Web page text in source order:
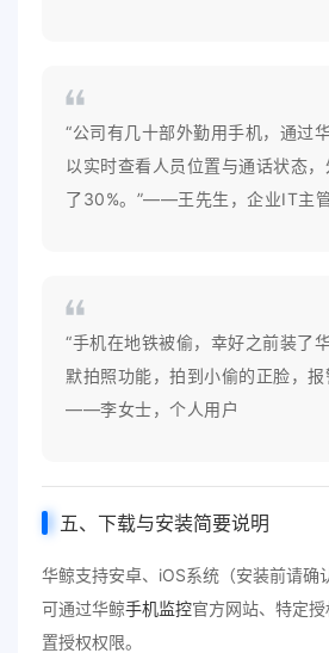
“公司有几十部外勤用手机，通过
以实时查看人员位置与通话状态
了30%。”——王先生，企业IT主
“手机在地铁被偷，幸好之前装了
默拍照功能，拍到小偷的正脸，报
——李女士，个人用户
五、下载与安装简要说明
华鲸支持安卓、iOS系统（安装前请确
可通过华鲸手机监控官方网站、特定
置授权权限。